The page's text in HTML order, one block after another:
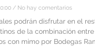
No hay comentarios
podrán disfrutar en el
de la combinación
con mimo por Bodegas